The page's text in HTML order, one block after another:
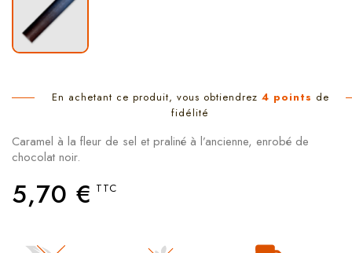
En achetant ce produit, vous obtiendrez 4 points de
fidélité
Caramel à la fleur de sel et praliné à l’ancienne, enrobé de
chocolat noir.
5,70 € TTC